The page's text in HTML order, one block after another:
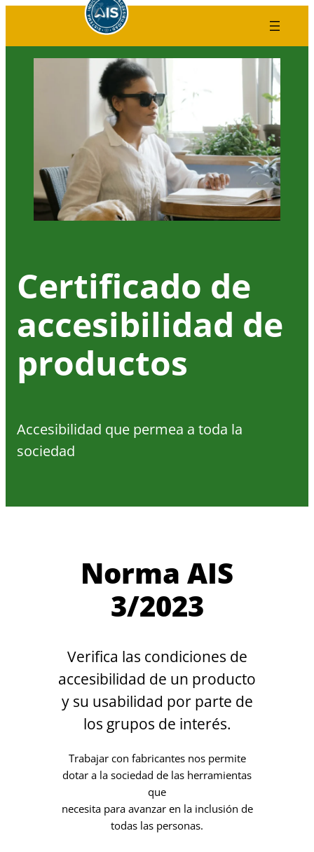
contenido
Certificado de
accesibilidad de
productos
Accesibilidad que permea a toda la
sociedad
Norma AIS
3/2023
Verifica las condiciones de
accesibilidad de un producto
y su usabilidad por parte de
los grupos de interés.
Trabajar con fabricantes nos permite
dotar a la sociedad de las herramientas
que
necesita para avanzar en la inclusión de
todas las personas.